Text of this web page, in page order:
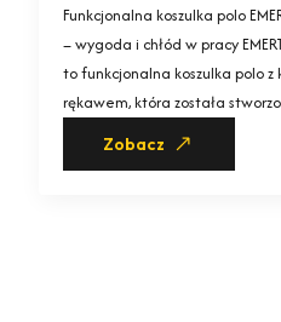
Funkcjonalna koszulka polo
– wygoda i chłód w pracy
to funkcjonalna koszulka polo z
rękawem, która została
Zobacz